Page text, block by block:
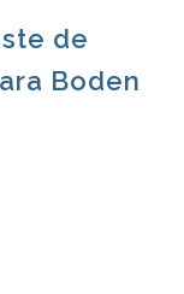
de
Boden